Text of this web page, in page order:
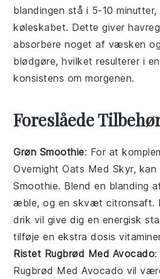
blandingen stå i 5-10
køleskabet. Dette giver
absorbere noget af væsken
blødgøre, hvilket resulterer i
konsistens om morgenen.
Foreslåede
Grøn Smoothie: For at
Overnight Oats Med Skyr, kan
Smoothie. Blend en blanding
æble, og en skvætcitronsaft.
drik vil give dig en energisk
tilføje en ekstra dosis
Ristet Rugbrød Med Avocado:
Rugbrød Med Avocado vil